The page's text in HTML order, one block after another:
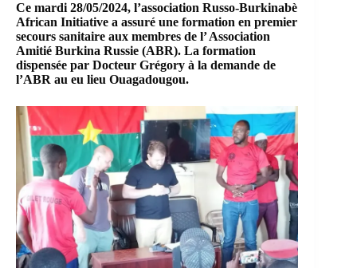
Ce mardi 28/05/2024, l’association Russo-Burkinabè
African Initiative a assuré une formation en premier
secours sanitaire aux membres de l’ Association
Amitié Burkina Russie (ABR). La formation
dispensée par Docteur Grégory à la demande de
l’ABR au eu lieu Ouagadougou.